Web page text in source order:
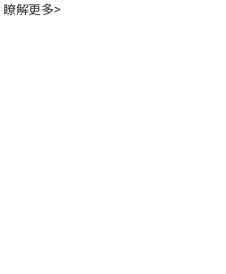
瞭解更多>